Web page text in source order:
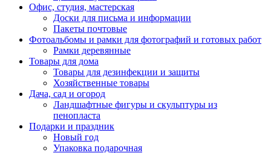
Офис, студия, мастерская
Доски для письма и информации
Пакеты почтовые
Фотоальбомы и рамки для фотографий и готовых работ
Рамки деревянные
Товары для дома
Товары для дезинфекции и защиты
Хозяйственные товары
Дача, сад и огород
Ландшафтные фигуры и скульптуры из
пенопласта
Подарки и праздник
Новый год
Упаковка подарочная